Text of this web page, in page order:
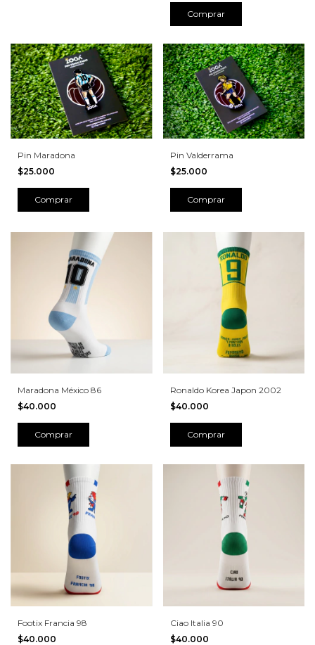
Comprar
Pin Maradona
$25.000
Pin Valderrama
$25.000
Maradona México 86
$40.000
Comprar
Ronaldo Korea Japon 2002
$40.000
Comprar
Footix Francia 98
$40.000
Ciao Italia 90
$40.000